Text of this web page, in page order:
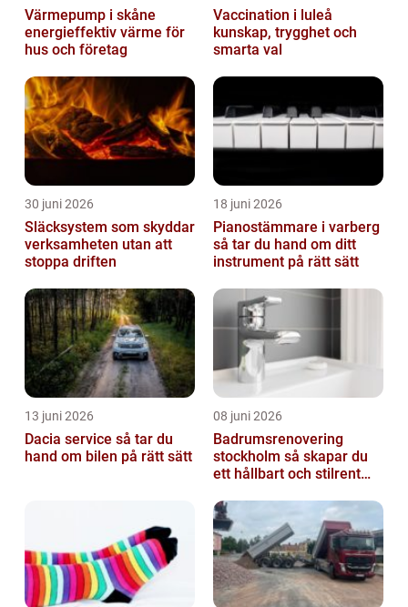
Värmepump i skåne
energieffektiv värme för
hus och företag
Vaccination i luleå
kunskap, trygghet och
smarta val
30 juni 2026
Släcksystem som skyddar
verksamheten utan att
stoppa driften
18 juni 2026
Pianostämmare i varberg
så tar du hand om ditt
instrument på rätt sätt
13 juni 2026
Dacia service så tar du
hand om bilen på rätt sätt
08 juni 2026
Badrumsrenovering
stockholm så skapar du
ett hållbart och stilrent